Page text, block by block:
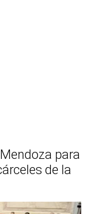
para
de la